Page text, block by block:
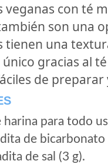
veganas con té
son una
tienen una
gracias al
de
harina para todo
de bicarbonato
de sal (3 g).